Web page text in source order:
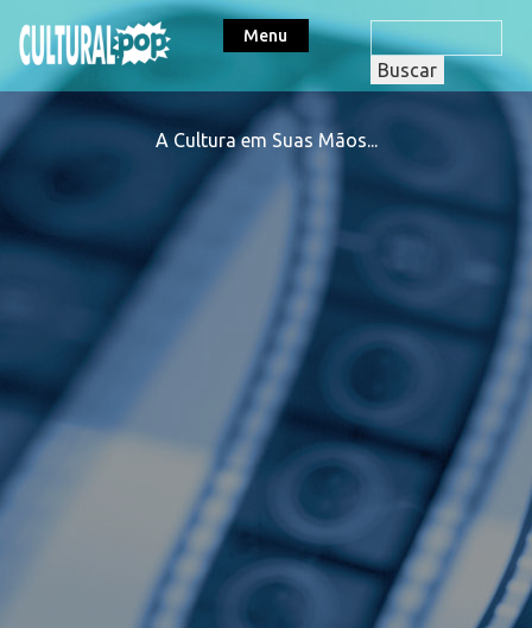
Menu
A Cultura em Suas Mãos...